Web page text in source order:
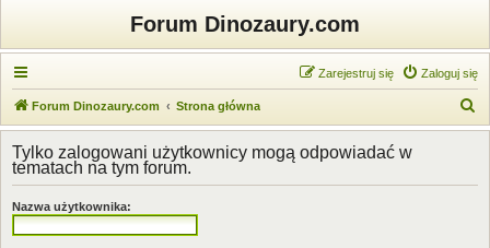
Forum Dinozaury.com
Zaloguj się
Zarejestruj się
Forum Dinozaury.com Strona główna
z
k
Tylko zalogowani użytkownicy mogą odpowiadać w
tematach na tym forum.
Nazwa użytkownika: